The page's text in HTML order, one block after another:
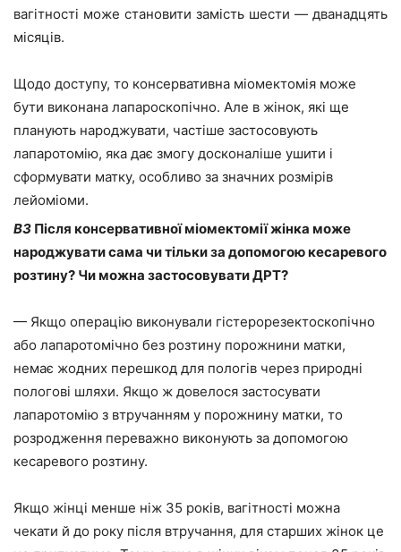
вагітності може становити замість шести — дванадцять
місяців.
Щодо доступу, то консервативна міомектомія може
бути виконана лапароскопічно. Але в жінок, які ще
планують народжувати, частіше застосовують
лапаротомію, яка дає змогу досконаліше ушити і
сформувати матку, особливо за значних розмірів
лейоміоми.
ВЗ Після консервативної міомектомії жінка може
народжувати сама чи тільки за допомогою кесаревого
розтину? Чи можна застосовувати ДРТ?
— Якщо операцію виконували гістерорезектоскопічно
або лапаротомічно без розтину порожнини матки,
немає жодних перешкод для пологів через природні
пологові шляхи. Якщо ж довелося застосувати
лапаротомію з втручанням у порожнину матки, то
розродження переважно виконують за допомогою
кесаревого розтину.
Якщо жінці менше ніж 35 років, вагітності можна
чекати й до року після втручання, для старших жінок це